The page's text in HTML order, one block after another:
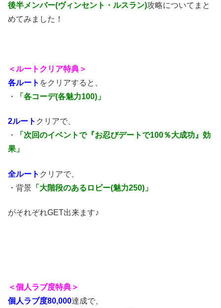
後半メンバー(ヴィンセント・ルスラン)攻略についてまと
めてみました！
＜ルートクリア特典＞
各ルート をクリアすると、
・
「各コーデ(各魅力100)」
2ルート クリアで、
・
「次回のイベントで『お忍びデートで100％大成功』効
果」
全ルート クリアで、
・背景 「大階段のあるロビー(魅力250)」
がそれぞれGET出来ます♪
＜個人ラブ度特典＞
個人ラブ度80,000達成で、